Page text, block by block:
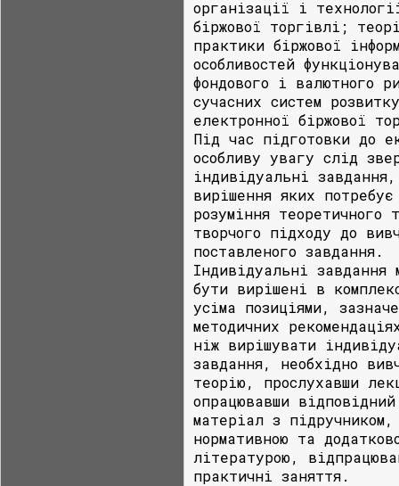
організації і
біржової торгівлі;
практики біржової
особливостей
фондового і валютного
сучасних систем розвитку
електронної біржової
Під час підготовки до
особливу увагу слід
індивідуальні завдання,
вирішення яких потребує
розуміння теоретичного
творчого підходу до
поставленого завдання.
Індивідуальні завдання
бути вирішені в
усіма позиціями,
методичних
ніж вирішувати
завдання, необхідно
теорію, прослухавши
опрацювавши відповідний
матеріал з підручником,
нормативною та
літературою,
практичні заняття.